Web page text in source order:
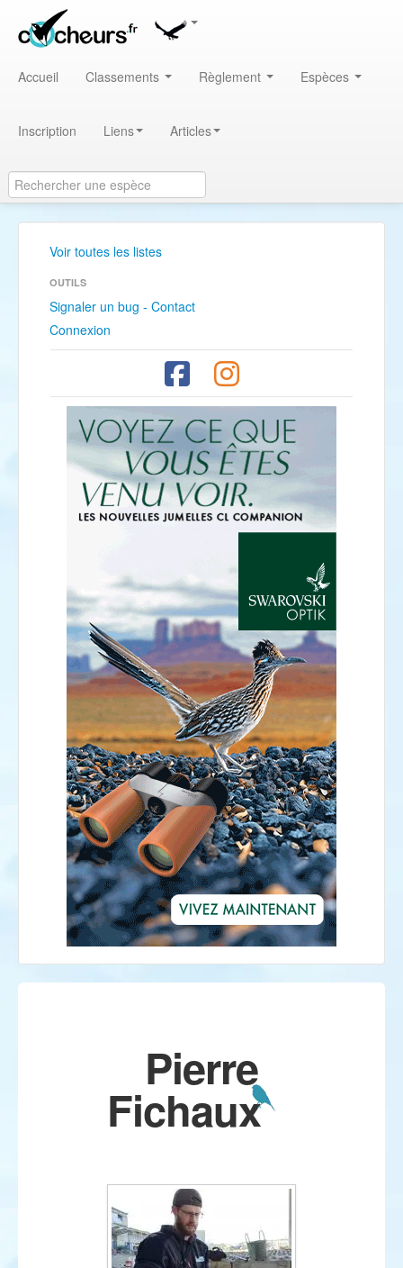
Accueil Classements Règlement Espèces
Inscription Liens Articles
Voir toutes les listes
OUTILS
Signaler un bug - Contact
Connexion
Pierre
Fichaux